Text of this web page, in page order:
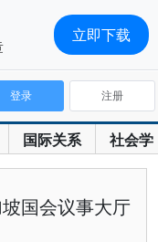
国际关系 社会学
登录 注册
国会议事大厅
立即下载